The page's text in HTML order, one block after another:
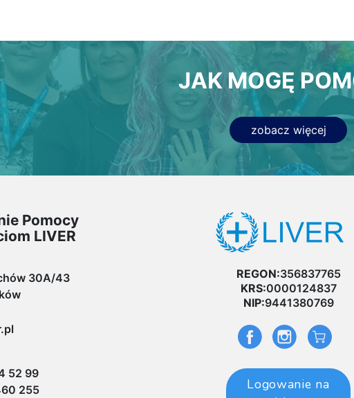
JAK MOGĘ
zobacz więcej
Pomocy
LIVER
30A/43
52 99
255
REGON:356837765
KRS:0000124837
NIP:9441380769
Logowanie na